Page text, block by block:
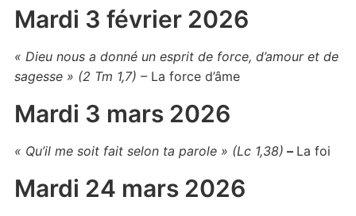
Mardi 3 février 2026
« Dieu nous a donné un esprit de force, d’amour et de
sagesse » (2 Tm 1,7) – La force d’âme
Mardi 3 mars 2026
« Qu’il me soit fait selon ta parole » (Lc 1,38) – La foi
Mardi 24 mars 2026